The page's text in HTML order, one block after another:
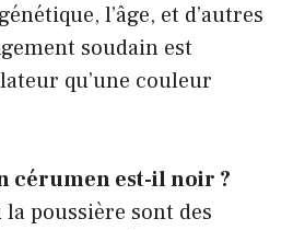
l’âge, et d’autres
soudain est
qu’une couleur
cérumen est-il noir ?
la poussière sont des